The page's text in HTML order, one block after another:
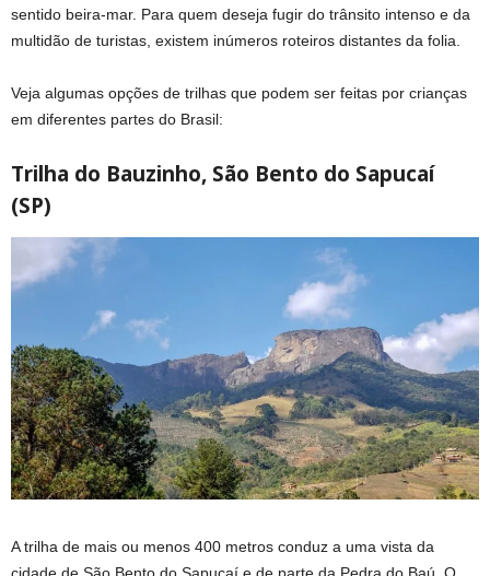
sentido beira-mar. Para quem deseja fugir do trânsito intenso e da
multidão de turistas, existem inúmeros roteiros distantes da folia.
Veja algumas opções de trilhas que podem ser feitas por crianças
em diferentes partes do Brasil:
Trilha do Bauzinho, São Bento do Sapucaí
(SP)
A trilha de mais ou menos 400 metros conduz a uma vista da